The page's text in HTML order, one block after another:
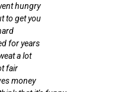
hungry
to get you
for years
a lot
fair
money